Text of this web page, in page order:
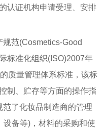
认证机构申请受理、安排
范(Cosmetics-Good
标准化组织(ISO)2007年
质量管理体系标准，该标
制、贮存等方面的操作指
了化妆品制造商的管理
备等)，材料的采购和使